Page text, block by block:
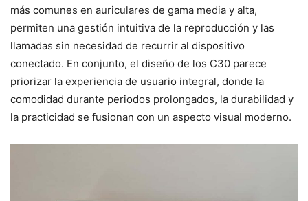
más comunes en auriculares de gama media y alta,
permiten una gestión intuitiva de la reproducción y las
llamadas sin necesidad de recurrir al dispositivo
conectado. En conjunto, el diseño de los C30 parece
priorizar la experiencia de usuario integral, donde la
comodidad durante periodos prolongados, la durabilidad y
la practicidad se fusionan con un aspecto visual moderno.